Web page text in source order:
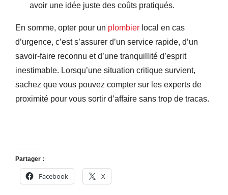
avoir une idée juste des coûts pratiqués.
En somme, opter pour un plombier local en cas
d’urgence, c’est s’assurer d’un service rapide, d’un
savoir-faire reconnu et d’une tranquillité d’esprit
inestimable. Lorsqu’une situation critique survient,
sachez que vous pouvez compter sur les experts de
proximité pour vous sortir d’affaire sans trop de tracas.
Partager :
Facebook X